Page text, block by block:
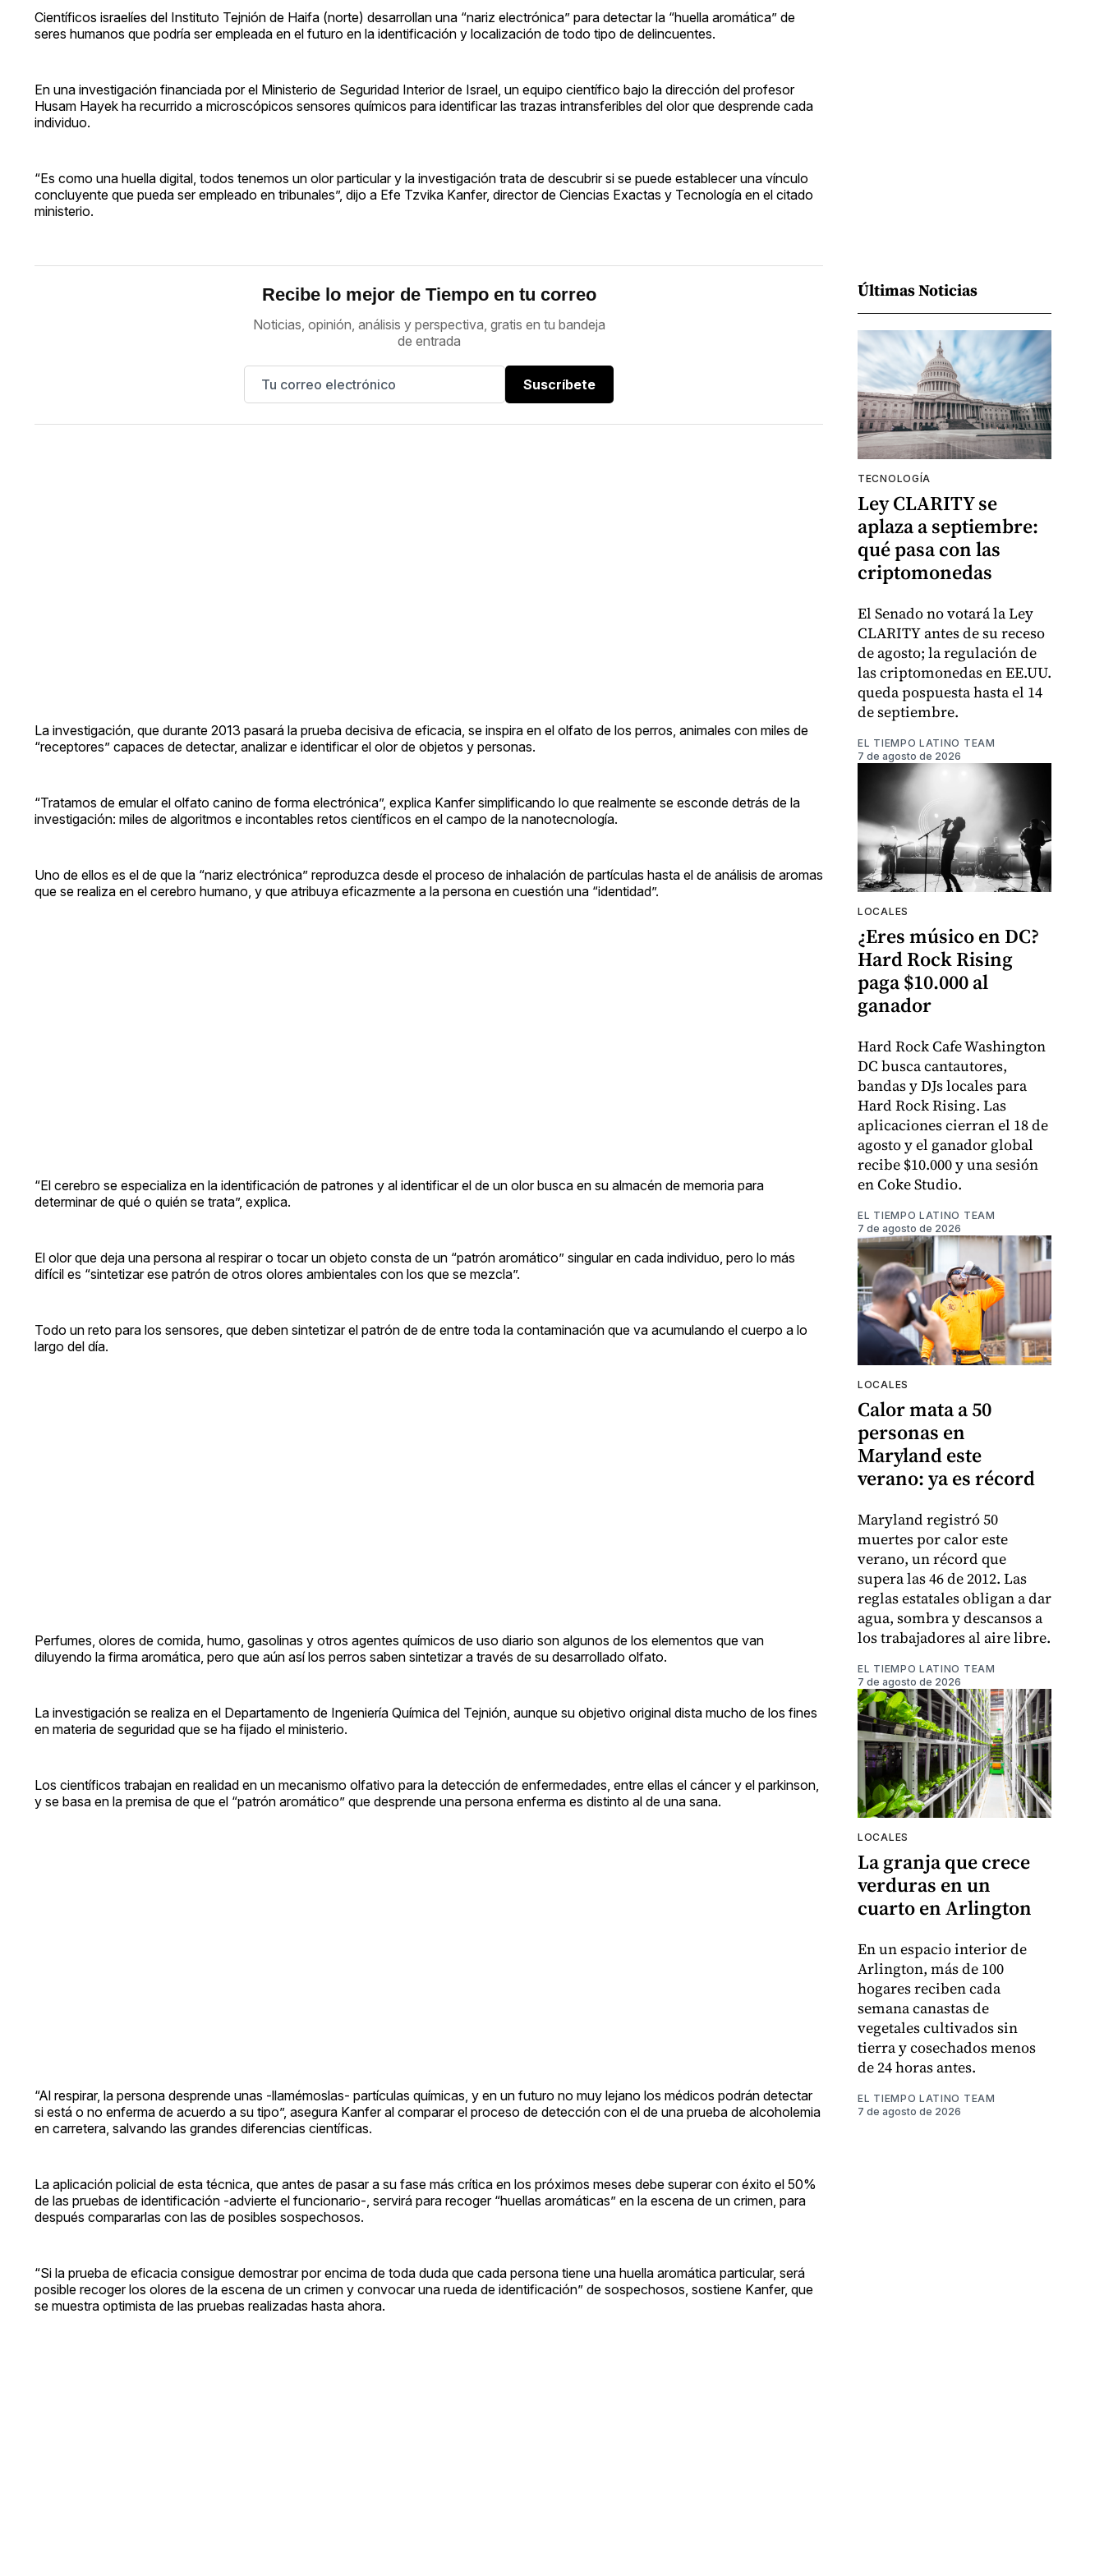
Científicos israelíes del Instituto Tejnión de Haifa (norte) desarrollan una “nariz electrónica” para detectar la “huella aromática” de
seres humanos que podría ser empleada en el futuro en la identificación y localización de todo tipo de delincuentes.
En una investigación financiada por el Ministerio de Seguridad Interior de Israel, un equipo científico bajo la dirección del profesor
Husam Hayek ha recurrido a microscópicos sensores químicos para identificar las trazas intransferibles del olor que desprende cada
individuo.
“Es como una huella digital, todos tenemos un olor particular y la investigación trata de descubrir si se puede establecer una vínculo
concluyente que pueda ser empleado en tribunales”, dijo a Efe Tzvika Kanfer, director de Ciencias Exactas y Tecnología en el citado
ministerio.
Recibe lo mejor de Tiempo en tu correo
Noticias, opinión, análisis y perspectiva, gratis en tu bandeja
de entrada
Suscríbete
La investigación, que durante 2013 pasará la prueba decisiva de eficacia, se inspira en el olfato de los perros, animales con miles de
“receptores” capaces de detectar, analizar e identificar el olor de objetos y personas.
“Tratamos de emular el olfato canino de forma electrónica”, explica Kanfer simplificando lo que realmente se esconde detrás de la
investigación: miles de algoritmos e incontables retos científicos en el campo de la nanotecnología.
Uno de ellos es el de que la “nariz electrónica” reproduzca desde el proceso de inhalación de partículas hasta el de análisis de aromas
que se realiza en el cerebro humano, y que atribuya eficazmente a la persona en cuestión una “identidad”.
“El cerebro se especializa en la identificación de patrones y al identificar el de un olor busca en su almacén de memoria para
determinar de qué o quién se trata”, explica.
El olor que deja una persona al respirar o tocar un objeto consta de un “patrón aromático” singular en cada individuo, pero lo más
difícil es “sintetizar ese patrón de otros olores ambientales con los que se mezcla”.
Todo un reto para los sensores, que deben sintetizar el patrón de de entre toda la contaminación que va acumulando el cuerpo a lo
largo del día.
Perfumes, olores de comida, humo, gasolinas y otros agentes químicos de uso diario son algunos de los elementos que van
diluyendo la firma aromática, pero que aún así los perros saben sintetizar a través de su desarrollado olfato.
La investigación se realiza en el Departamento de Ingeniería Química del Tejnión, aunque su objetivo original dista mucho de los fines
en materia de seguridad que se ha fijado el ministerio.
Los científicos trabajan en realidad en un mecanismo olfativo para la detección de enfermedades, entre ellas el cáncer y el parkinson,
y se basa en la premisa de que el “patrón aromático” que desprende una persona enferma es distinto al de una sana.
“Al respirar, la persona desprende unas -llamémoslas- partículas químicas, y en un futuro no muy lejano los médicos podrán detectar
si está o no enferma de acuerdo a su tipo”, asegura Kanfer al comparar el proceso de detección con el de una prueba de alcoholemia
en carretera, salvando las grandes diferencias científicas.
La aplicación policial de esta técnica, que antes de pasar a su fase más crítica en los próximos meses debe superar con éxito el 50%
de las pruebas de identificación -advierte el funcionario-, servirá para recoger “huellas aromáticas” en la escena de un crimen, para
después compararlas con las de posibles sospechosos.
“Si la prueba de eficacia consigue demostrar por encima de toda duda que cada persona tiene una huella aromática particular, será
posible recoger los olores de la escena de un crimen y convocar una rueda de identificación” de sospechosos, sostiene Kanfer, que
se muestra optimista de las pruebas realizadas hasta ahora.
Últimas Noticias
TECNOLOGÍA
Ley CLARITY se
aplaza a septiembre:
qué pasa con las
criptomonedas
El Senado no votará la Ley
CLARITY antes de su receso
de agosto; la regulación de
las criptomonedas en EE.UU.
queda pospuesta hasta el 14
de septiembre.
EL TIEMPO LATINO TEAM
7 de agosto de 2026
LOCALES
¿Eres músico en DC?
Hard Rock Rising
paga $10.000 al
ganador
Hard Rock Cafe Washington
DC busca cantautores,
bandas y DJs locales para
Hard Rock Rising. Las
aplicaciones cierran el 18 de
agosto y el ganador global
recibe $10.000 y una sesión
en Coke Studio.
EL TIEMPO LATINO TEAM
7 de agosto de 2026
LOCALES
Calor mata a 50
personas en
Maryland este
verano: ya es récord
Maryland registró 50
muertes por calor este
verano, un récord que
supera las 46 de 2012. Las
reglas estatales obligan a dar
agua, sombra y descansos a
los trabajadores al aire libre.
EL TIEMPO LATINO TEAM
7 de agosto de 2026
LOCALES
La granja que crece
verduras en un
cuarto en Arlington
En un espacio interior de
Arlington, más de 100
hogares reciben cada
semana canastas de
vegetales cultivados sin
tierra y cosechados menos
de 24 horas antes.
EL TIEMPO LATINO TEAM
7 de agosto de 2026